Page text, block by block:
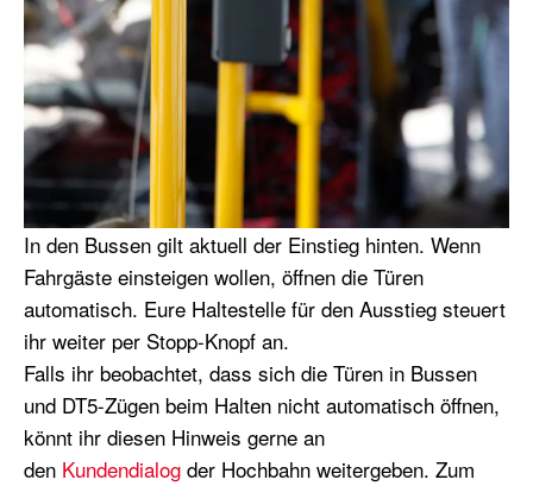
In den Bussen gilt aktuell der Einstieg hinten. Wenn
Fahrgäste einsteigen wollen, öffnen die Türen
automatisch. Eure Haltestelle für den Ausstieg steuert
ihr weiter per Stopp-Knopf an.
Falls ihr beobachtet, dass sich die Türen in Bussen
und DT5-Zügen beim Halten nicht automatisch öffnen,
könnt ihr diesen Hinweis gerne an
den Kundendialog der Hochbahn weitergeben. Zum